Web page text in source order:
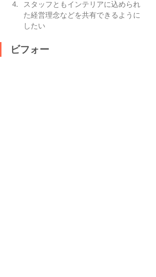
スタッフともインテリアに込められ
た経営理念などを共有できるように
したい
ビフォー